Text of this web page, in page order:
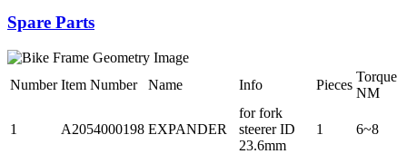
Spare Parts
Number Item Number Name Info Pieces
Torque
NM
1 A2054000198 EXPANDER
for fork
steerer ID
23.6mm
1 6~8